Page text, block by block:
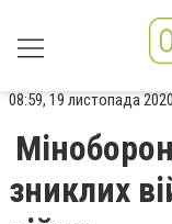
08:59, 19 листопада
зниклих